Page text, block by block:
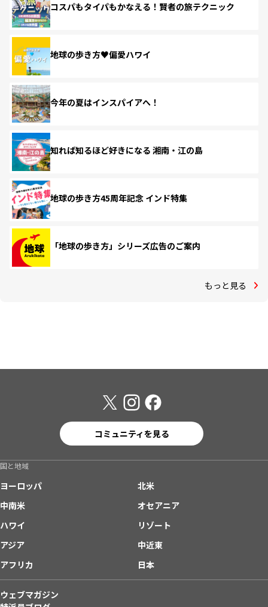
コスパもタイパもかなえる！賢者の旅テクニック
地球の歩き方♥偏愛ハワイ
今年の夏はインスパイアへ！
知れば知るほど好きになる 湘南・江の島
地球の歩き方45周年記念 インド特集
「地球の歩き方」シリーズ広告のご案内
もっと見る
コミュニティを見る
国と地域
ヨーロッパ
北米
中南米
オセアニア
ハワイ
リゾート
アジア
中近東
アフリカ
日本
ウェブマガジン